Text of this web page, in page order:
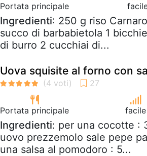
Portata principale
Ingredienti: 250 g riso
succo di barbabietola 1
di burro 2 cucchiai di...
Uova squisite al forno con
Portata principale facile
Ingredienti: per una cocotte :
uovo prezzemolo sale pepe
una salsa al pomodoro : 5...